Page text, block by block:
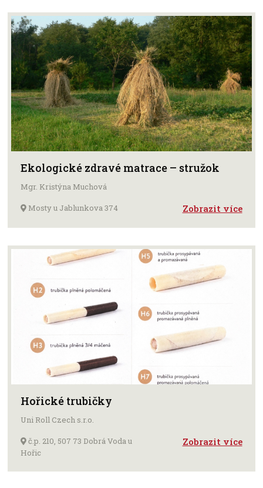
Ekologické zdravé matrace – stružok
Mgr. Kristýna Muchová
Mosty u Jablunkova 374
Zobrazit více
Hořické trubičky
Uni Roll Czech s.r.o.
č.p. 210, 507 73 Dobrá Voda u
Hořic
Zobrazit více